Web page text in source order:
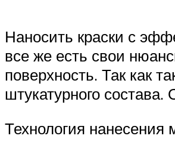
Наносить краски с
все же есть свои
поверхность. Так как
штукатурного
Технология нанесения